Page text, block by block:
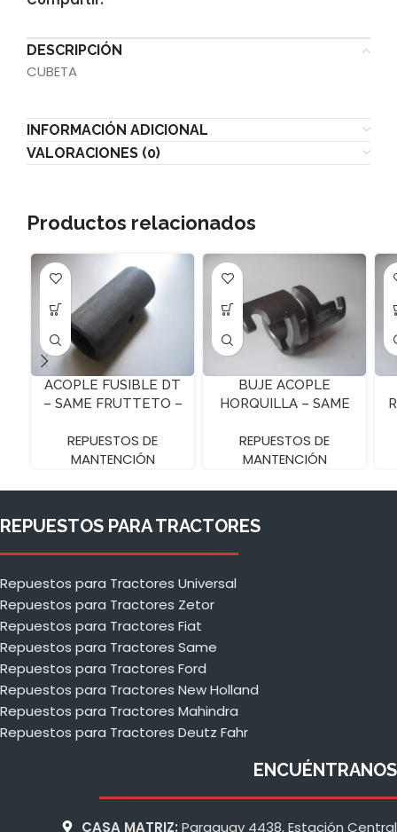
DESCRIPCIÓN
CUBETA
INFORMACIÓN ADICIONAL
VALORACIONES (0)
Productos relacionados
ACOPLE FUSIBLE DT
– SAME FRUTTETO –
REPUESTOS DE
MANTENCIÓN
BUJE ACOPLE
HORQUILLA – SAME
REPUESTOS DE
MANTENCIÓN
REPUESTOS PARA TRACTORES
Repuestos para Tractores Universal
Repuestos para Tractores Zetor
Repuestos para Tractores Fiat
Repuestos para Tractores Same
Repuestos para Tractores Ford
Repuestos para Tractores New Holland
Repuestos para Tractores Mahindra
Repuestos para Tractores Deutz Fahr
ENCUÉNTRANOS
CASA MATRIZ: Paraguay 4438, Estación Central